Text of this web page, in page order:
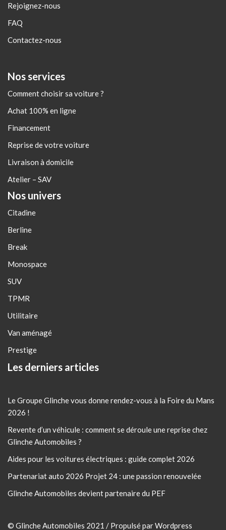
Rejoignez-nous
FAQ
Contactez-nous
Nos services
Comment choisir sa voiture ?
Achat 100% en ligne
Financement
Reprise de votre voiture
Livraison à domicile
Atelier – SAV
Nos univers
Citadine
Berline
Break
Monospace
SUV
TPMR
Utilitaire
Van aménagé
Prestige
Les derniers articles
Le Groupe Glinche vous donne rendez-vous à la Foire du Mans
2026 !
Revente d’un véhicule : comment se déroule une reprise chez
Glinche Automobiles ?
Aides pour les voitures électriques : guide complet 2026
Partenariat auto 2026 Projet 24 : une passion renouvelée
Glinche Automobiles devient partenaire du PEF
© Glinche Automobiles 2021 / Propulsé par Wordpress